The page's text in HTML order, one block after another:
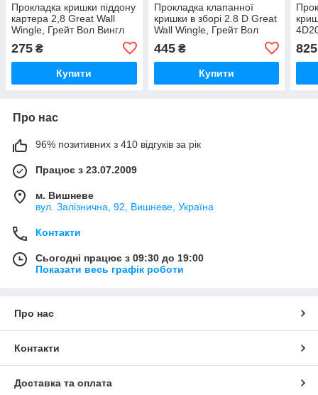
Прокладка кришки піддону
картера 2,8 Great Wall
Wingle, Грейт Вол Вингл
275 ₴
Купити
Прокладка клапанної
кришки в зборі 2.8 D Great
Wall Wingle, Грейт Вол
445₴
Купити
825
Про нас
96% позитивних з 410 відгуків за рік
Працює з 23.07.2009
м. Вишневе
вул. Залізнична, 92, Вишневе, Україна
Контакти
Сьогодні працює з 09:30 до 19:00
Показати весь графік роботи
Про нас
Контакти
Доставка та оплата